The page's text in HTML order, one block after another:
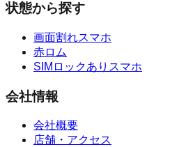
状態から探す
画面割れスマホ
赤ロム
SIMロックありスマホ
会社情報
会社概要
店舗・アクセス